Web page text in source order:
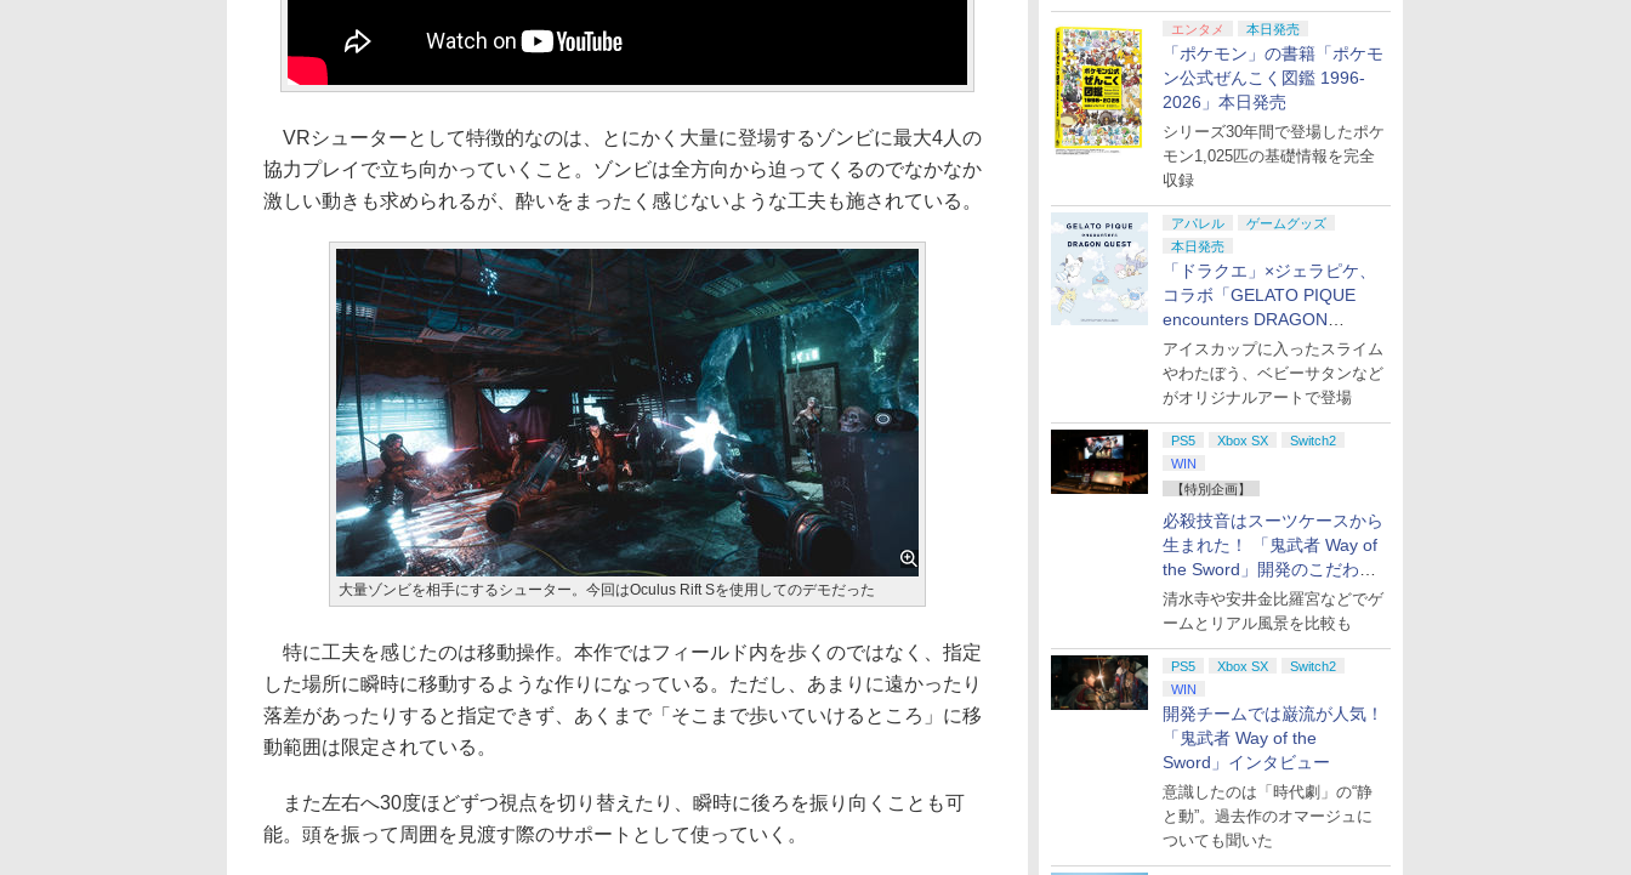
の2026年モデルがラインナ
ップ
エンタメ 本日発売
「ポケモン」の書籍「ポケモ
ン公式ぜんこく図鑑 1996-
2026」本日発売
シリーズ30年間で登場したポケ
モン1,025匹の基礎情報を完全
収録
アパレル
ゲームグッズ
本日発売
「ドラクエ」×ジェラピケ、
コラボ「GELATO PIQUE
encounters DRAGON
QUEST」第2弾が本日発売
アイスカップに入ったスライム
やわたぼう、ベビーサタンなど
がオリジナルアートで登場
PS5 Xbox SX
Switch2
WIN
【特別企画】
必殺技音はスーツケースから
生まれた！ 「鬼武者 Way of
the Sword」開発のこだわり
を目撃！
清水寺や安井金比羅宮などでゲ
ームとリアル風景を比較も
PS5 Xbox SX
Switch2
WIN
開発チームでは巌流が人気！
「鬼武者 Way of the
Sword」インタビュー
意識したのは「時代劇」の“静
と動”。過去作のオマージュに
ついても聞いた
VRシューターとして特徴的なのは、とにかく大量に登場するゾンビに最大4人の
協力プレイで立ち向かっていくこと。ゾンビは全方向から迫ってくるのでなかなか
激しい動きも求められるが、酔いをまったく感じないような工夫も施されている。
大量ゾンビを相手にするシューター。今回はOculus Rift Sを使用してのデモだった
特に工夫を感じたのは移動操作。本作ではフィールド内を歩くのではなく、指定
した場所に瞬時に移動するような作りになっている。ただし、あまりに遠かったり
落差があったりすると指定できず、あくまで「そこまで歩いていけるところ」に移
動範囲は限定されている。
また左右へ30度ほどずつ視点を切り替えたり、瞬時に後ろを振り向くことも可
能。頭を振って周囲を見渡す際のサポートとして使っていく。